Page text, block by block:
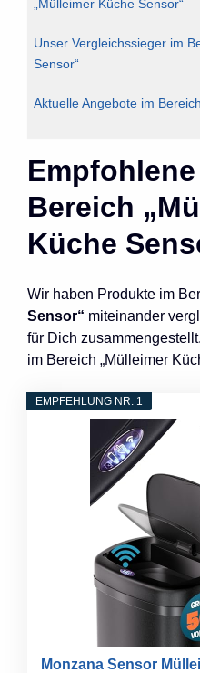
„Mülleimer Küche Sensor“
Unser Vergleichssieger im
Sensor“
Aktuelle Angebote im
Bereich
Küche
Wir haben Produkte im
Sensor“ miteinander
für Dich
im Bereich „Mülleimer
EMPFEHLUNG NR. 1
Monzana Sensor